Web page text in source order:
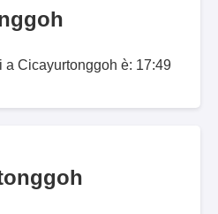
a Cicayurtonggoh è: 17:49